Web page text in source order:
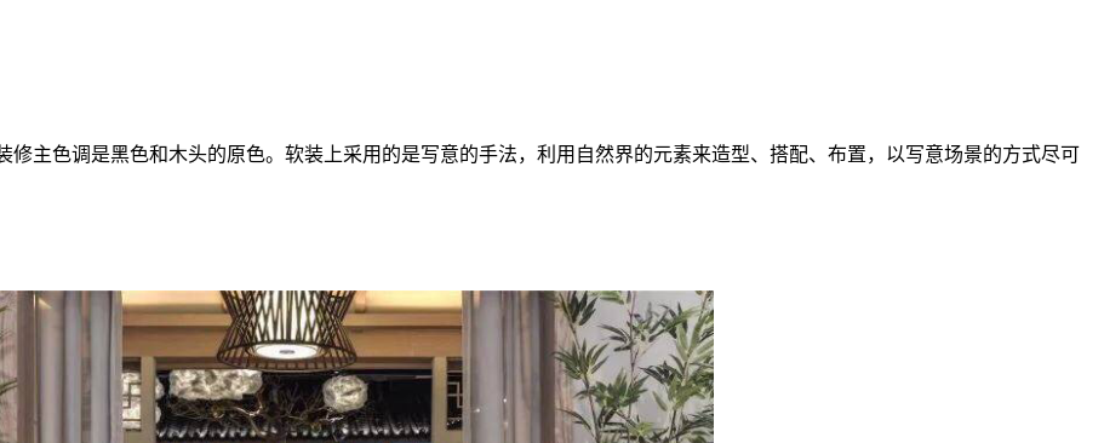
主色调是黑色和木头的原色。软装上采用的是写意的手法，利用自然界的元素来造型、搭配、布置，以写意场景的方式尽可